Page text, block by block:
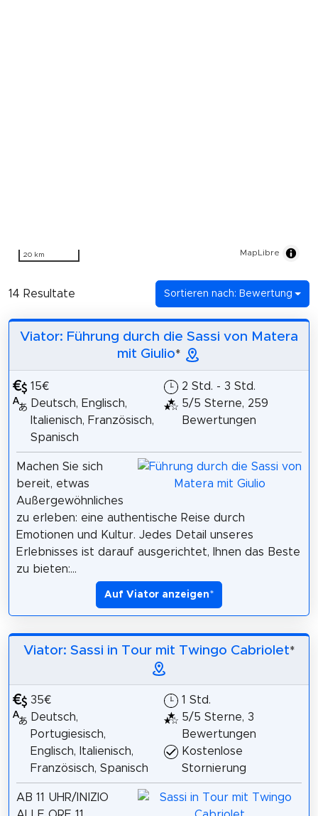
20 km MapLibre
14 Resultate Sortieren nach: Bewertung
Viator: Führung durch die Sassi von Matera
mit Giulio*
15€
Deutsch, Englisch,
Italienisch, Französisch,
Spanisch
2 Std. - 3 Std.
5/5 Sterne, 259
Bewertungen
Machen Sie sich
bereit, etwas
Außergewöhnliches
zu erleben: eine authentische Reise durch
Emotionen und Kultur. Jedes Detail unseres
Erlebnisses ist darauf ausgerichtet, Ihnen das Beste
zu bieten:...
Auf Viator anzeigen*
Viator: Sassi in Tour mit Twingo Cabriolet*
35€
Deutsch,
Portugiesisch,
Englisch, Italienisch,
Französisch, Spanisch
1 Std.
5/5 Sterne, 3
Bewertungen
Kostenlose
Stornierung
AB 11 UHR/INIZIO